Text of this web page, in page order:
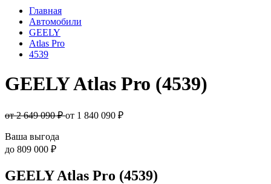
Главная
Автомобили
GEELY
Atlas Pro
4539
GEELY Atlas Pro (4539)
от 2 649 090 ₽от 1 840 090 ₽
Ваша выгода
до 809 000 ₽
GEELY Atlas Pro (4539)